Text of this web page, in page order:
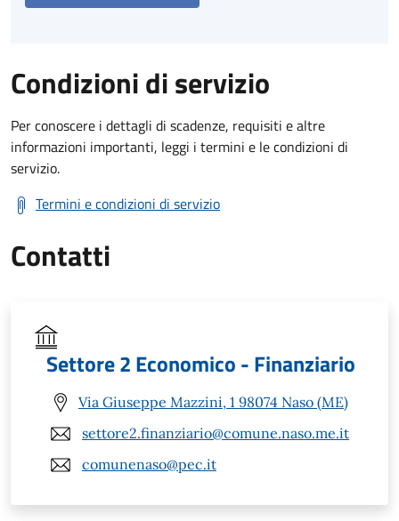
Condizioni di servizio
Per conoscere i dettagli di scadenze, requisiti e altre
informazioni importanti, leggi i termini e le condizioni di
servizio.
Termini e condizioni di servizio
Contatti
Settore 2 Economico - Finanziario
Via Giuseppe Mazzini, 1 98074 Naso (ME)
settore2.finanziario@comune.naso.me.it
comunenaso@pec.it